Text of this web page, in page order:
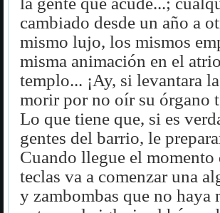
cambiado desde un año a
mismo lujo, los mismos
misma animación en el
templo... ¡Ay, si levantara
morir por no oír su órgano
Lo que tiene que, si es
gentes del barrio, le
Cuando llegue el momento
teclas va a comenzar una
y zambombas que no haya